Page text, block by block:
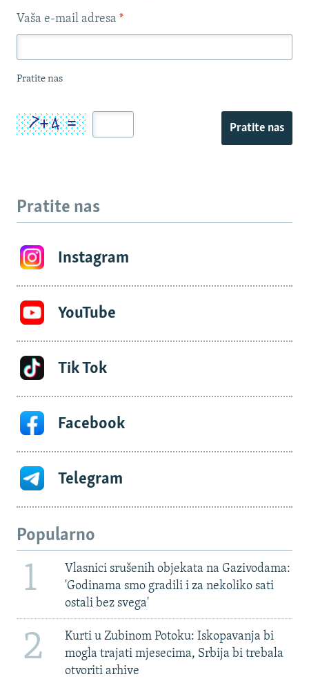
Vaša e-mail adresa *
Pratite nas
Pratite nas
Pratite nas
Instagram
YouTube
Tik Tok
Facebook
Telegram
Popularno
1
Vlasnici srušenih objekata na Gazivodama:
'Godinama smo gradili i za nekoliko sati
ostali bez svega'
2
Kurti u Zubinom Potoku: Iskopavanja bi
mogla trajati mjesecima, Srbija bi trebala
otvoriti arhive